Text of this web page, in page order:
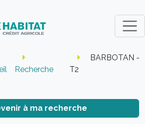
Recherche
BARBOTAN -
T2
à ma recherche